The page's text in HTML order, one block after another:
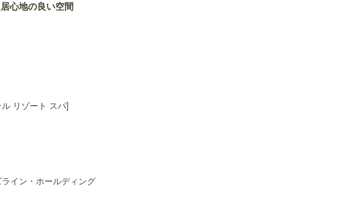
心地の良い空間
リゾート スパ]
イン・ホールディング